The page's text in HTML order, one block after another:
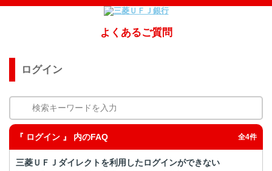
よくあるご質問
ログイン
検索キーワードを入力
『 ログイン 』 内のFAQ 全4件
三菱ＵＦＪダイレクトを利用したログインができない